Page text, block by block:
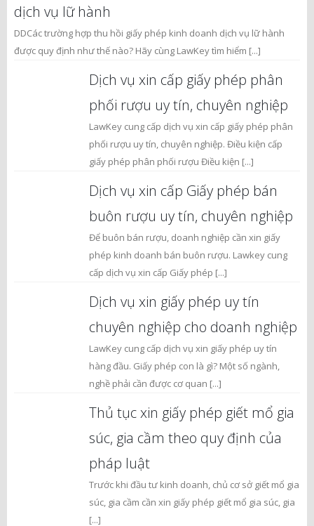
dịch vụ lữ hành
DDCác trường hợp thu hồi giấy phép kinh doanh dịch vụ lữ hành
được quy định như thế nào? Hãy cùng LawKey tìm hiểm [...]
Dịch vụ xin cấp giấy phép phân
phối rượu uy tín, chuyên nghiệp
LawKey cung cấp dịch vụ xin cấp giấy phép phân
phối rượu uy tín, chuyên nghiệp. Điều kiện cấp
giấy phép phân phối rượu Điều kiện [...]
Dịch vụ xin cấp Giấy phép bán
buôn rượu uy tín, chuyên nghiệp
Để buôn bán rượu, doanh nghiệp cần xin giấy
phép kinh doanh bán buôn rượu. Lawkey cung
cấp dịch vụ xin cấp Giấy phép [...]
Dịch vụ xin giấy phép uy tín
chuyên nghiệp cho doanh nghiệp
LawKey cung cấp dịch vụ xin giấy phép uy tín
hàng đầu. Giấy phép con là gì? Một số ngành,
nghề phải cần được cơ quan [...]
Thủ tục xin giấy phép giết mổ gia
súc, gia cầm theo quy định của
pháp luật
Trước khi đầu tư kinh doanh, chủ cơ sở giết mổ gia
súc, gia cầm cần xin giấy phép giết mổ gia súc, gia
[...]